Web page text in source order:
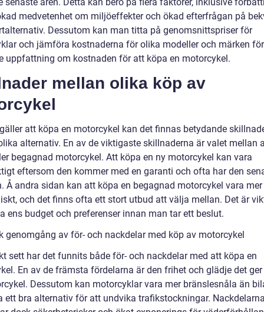
medvetenhet om miljöeffekter och ökad efterfrågan på
Dessutom kan man titta på genomsnittspriser för
och jämföra kostnaderna för olika modeller och märken
uppfattning om kostnaden för att köpa en motorcykel.
mellan olika köp av
att köpa en motorcykel kan det finnas betydande
alternativ. En av de viktigaste skillnaderna är valet mellan
begagnad motorcykel. Att köpa en ny motorcykel kan vara
eftersom den kommer med en garanti och ofta har den
Å andra sidan kan att köpa en begagnad motorcykel vara mer
och det finns ofta ett stort utbud att välja mellan. Det är
ens budget och preferenser innan man tar ett beslut.
genomgång av för- och nackdelar med köp av motorcykel
sett har det funnits både för- och nackdelar med att köpa en
En av de främsta fördelarna är den frihet och glädje det
Dessutom kan motorcyklar vara mer bränslesnåla än
ett bra alternativ för att undvika trafikstockningar.